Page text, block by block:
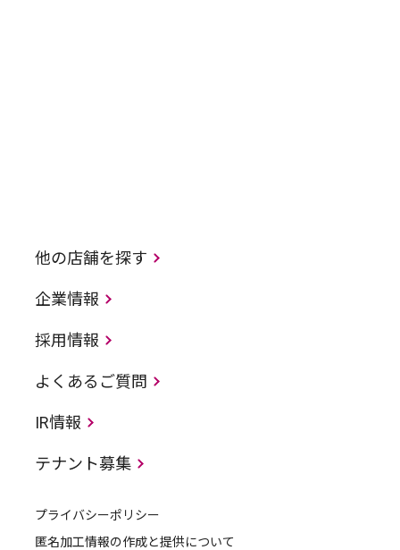
他の店舗を探す
企業情報
採用情報
よくあるご質問
IR情報
テナント募集
プライバシーポリシー
匿名加工情報の作成と提供について